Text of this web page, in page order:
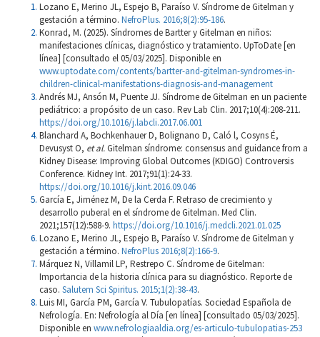
Lozano E, Merino JL, Espejo B, Paraíso V. Síndrome de Gitelman y
gestación a término. NefroPlus. 2016;8(2):95-186.
Konrad, M. (2025). Síndromes de Bartter y Gitelman en niños:
manifestaciones clínicas, diagnóstico y tratamiento. UpToDate [en
línea] [consultado el 05/03/2025]. Disponible en
www.uptodate.com/contents/bartter-and-gitelman-syndromes-in-
children-clinical-manifestations-diagnosis-and-management
Andrés MJ, Ansón M, Puente JJ. Síndrome de Gitelman en un paciente
pediátrico: a propósito de un caso. Rev Lab Clin. 2017;10(4):208-211.
https://doi.org/10.1016/j.labcli.2017.06.001
Blanchard A, Bochkenhauer D, Bolignano D, Caló l, Cosyns É,
Devusyst O, et al.Gitelman síndrome: consensus and guidance from a
Kidney Disease: Improving Global Outcomes (KDIGO) Controversis
Conference. Kidney Int. 2017;91(1):24-33.
https://doi.org/10.1016/j.kint.2016.09.046
García E, Jiménez M, De la Cerda F. Retraso de crecimiento y
desarrollo puberal en el síndrome de Gitelman. Med Clin.
2021;157(12):588-9. https://doi.org/10.1016/j.medcli.2021.01.025
Lozano E, Merino JL, Espejo B, Paraíso V. Síndrome de Gitelman y
gestación a término. NefroPlus 2016;8(2):166-9.
Márquez N, Villamil LP, Restrepo C. Síndrome de Gitelman:
Importancia de la historia clínica para su diagnóstico. Reporte de
caso. Salutem Sci Spiritus. 2015;1(2):38-43.
Luis MI, García PM, García V. Tubulopatías. Sociedad Española de
Nefrología. En: Nefrología al Día [en línea] [consultado 05/03/2025].
Disponible en www.nefrologiaaldia.org/es-articulo-tubulopatias-253